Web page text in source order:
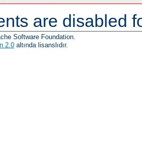
are disabled
Software Foundation.
2.0 altında lisanslıdır.